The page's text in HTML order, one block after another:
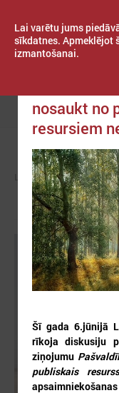
Lai varētu jums
sīkdatnes. Apmeklējot
izmantošanai.
Izvēlne
ZIŅAS LPS
LPS:
nosaukt no
resursiem
Šī gada 6.jūnijā
rīkoja diskusiju
ziņojumu
publiskais